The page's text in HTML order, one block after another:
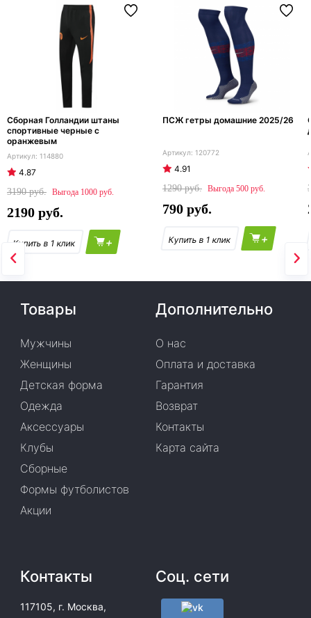
Сборная Голландии штаны
спортивные черные с
оранжевым
114880
4.87
3190
1000
2190
+
ПСЖ гетры домашние 2025/26
120772
4.91
1290
500
790
+
Товары
Мужчины
Женщины
Детская форма
Одежда
Аксессуары
Клубы
Сборные
Формы футболистов
Акции
Дополнительно
О нас
Оплата и доставка
Гарантия
Возврат
Контакты
Карта сайта
Контакты
117105, г. Москва,
Соц. сети